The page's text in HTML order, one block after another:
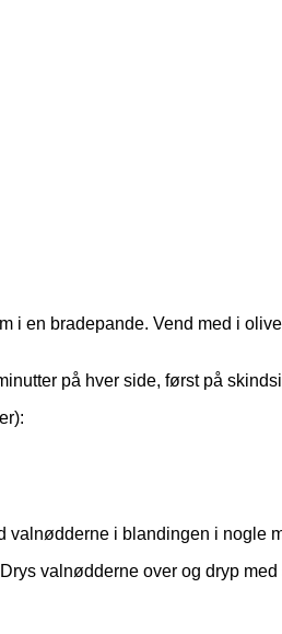
i en bradepande. Vend med i
på hver side, først på
i blandingen i nogle
valnødderne over og dryp med